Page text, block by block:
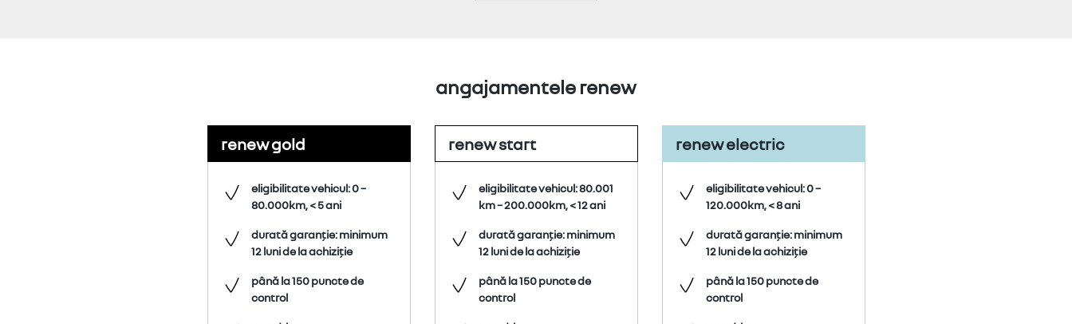
angajamentele renew
renew gold
eligibilitate vehicul: 0 –
80.000km, < 5 ani
durată garanție: minimum
12 luni de la achiziție
până la 150 puncte de
control
renew start
eligibilitate vehicul: 80.001
km – 200.000km, < 12 ani
durată garanție: minimum
12 luni de la achiziție
până la 150 puncte de
control
renew electric
eligibilitate vehicul: 0 –
120.000km, < 8 ani
durată garanție: minimum
12 luni de la achiziție
până la 150 puncte de
control